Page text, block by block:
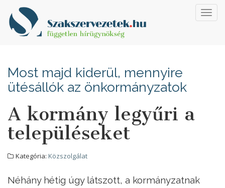
Most majd kiderül, mennyire
ütésállók az önkormányzatok
A kormány legyűri a
településeket
Kategória: Közszolgálat
Néhány hétig úgy látszott, a kormányzatnak